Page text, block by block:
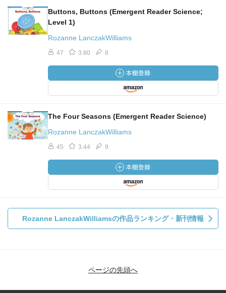
Buttons, Buttons (Emergent Reader Science;
Level 1)
Rozanne LanczakWilliams
47 3.80 8
The Four Seasons (Emergent Reader Science)
Rozanne LanczakWilliams
45 3.44 9
Rozanne LanczakWilliamsの作品ランキング・新刊情報
ページの先頭へ